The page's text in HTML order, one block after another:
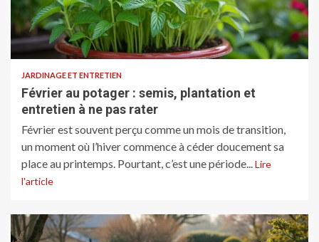
JARDINAGE ET ENTRETIEN
Février au potager : semis, plantation et
entretien à ne pas rater
Février est souvent perçu comme un mois de transition,
un moment où l’hiver commence à céder doucement sa
place au printemps. Pourtant, c’est une période...Lire
l'article